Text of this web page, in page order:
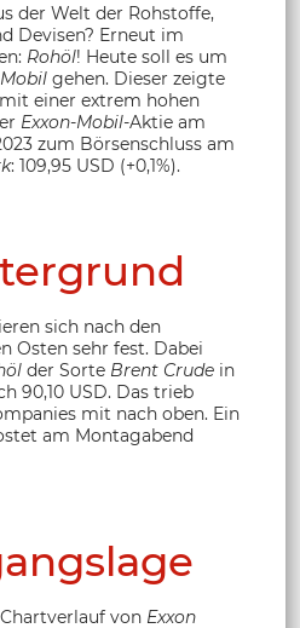
der Welt der Rohstoffe,
Devisen? Erneut im
Rohöl! Heute soll es um
gehen. Dieser zeigte
einer extrem hohen
Exxon-Mobil-Aktie am
zum Börsenschluss am
: 109,95 USD (+0,1%).
sich nach den
Osten sehr fest. Dabei
der Sorte Brent Crude in
90,10 USD. Das trieb
mit nach oben. Ein
am Montagabend
von Exxon